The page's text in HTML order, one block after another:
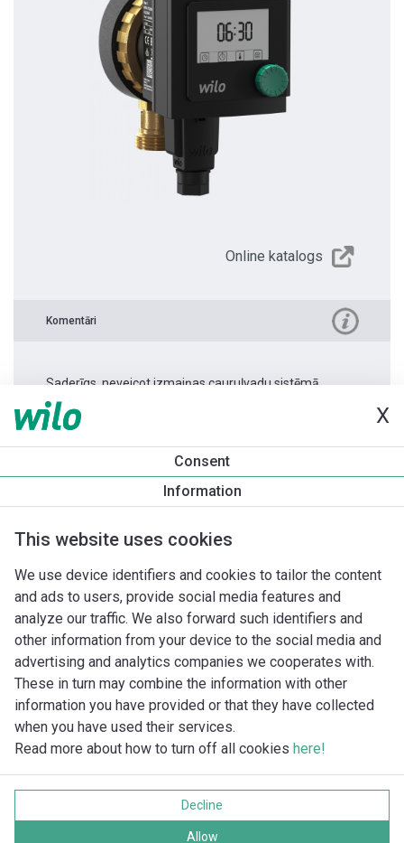
X
Consent
Information
This website uses cookies
We use device identifiers and cookies to tailor the content
and ads to users, provide social media features and
analyze our traffic. We also forward such identifiers and
other information from your device to the social media and
advertising and analytics companies we cooperates with.
These in turn may combine the information with other
information you have provided or that they have collected
when you have used their services.
Read more about how to turn off all cookies here!
Decline
Allow
Online katalogs
Komentāri
Saderīgs, neveicot izmaiņas cauruļvadu sistēmā.
Produkta informācija
Imprint
Data protection
Visas tiesības aizsargātas